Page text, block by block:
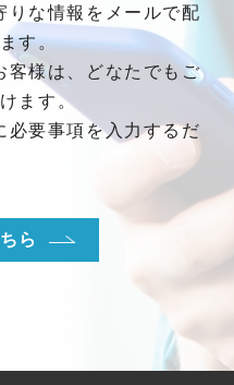
りな情報をメールで配
す。
客様は、どなたでもご
ます。
必要事項を入力するだ
ら